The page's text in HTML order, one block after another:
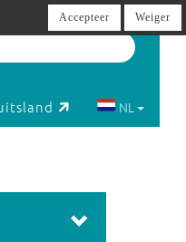
NL
Accepteer Weiger